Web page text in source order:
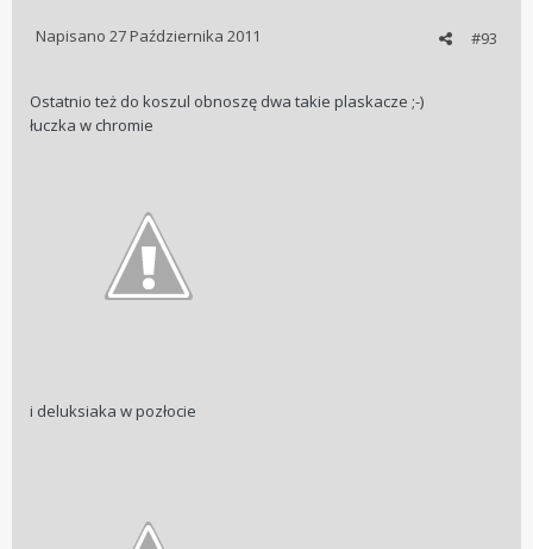
#93
Napisano 27 Października 2011
Ostatnio też do koszul obnoszę dwa takie plaskacze ;-)
łuczka w chromie
i deluksiaka w pozłocie